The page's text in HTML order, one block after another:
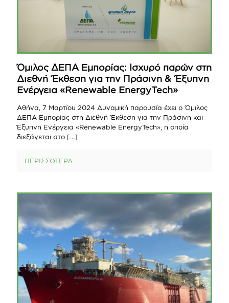
Όμιλος ΔΕΠΑ Εμπορίας: Ισχυρό παρών στη
Διεθνή Έκθεση για την Πράσινη & Έξυπνη
Ενέργεια «Renewable EnergyTech»
Αθήνα, 7 Μαρτίου 2024 Δυναμική παρουσία έχει ο Όμιλος
ΔΕΠΑ Εμπορίας στη Διεθνή Έκθεση για την Πράσινη και
Έξυπνη Ενέργεια «Renewable EnergyTech», η οποία
διεξάγεται στο […]
ΠΕΡΙΣΣΟΤΕΡΑ